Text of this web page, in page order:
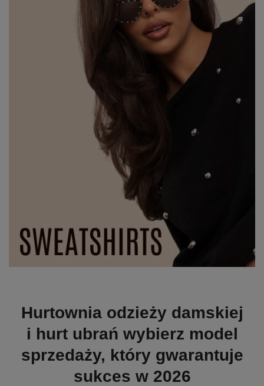
Hurtownia odzieży damskiej
i hurt ubrań wybierz model
sprzedaży, który gwarantuje
sukces w 2026